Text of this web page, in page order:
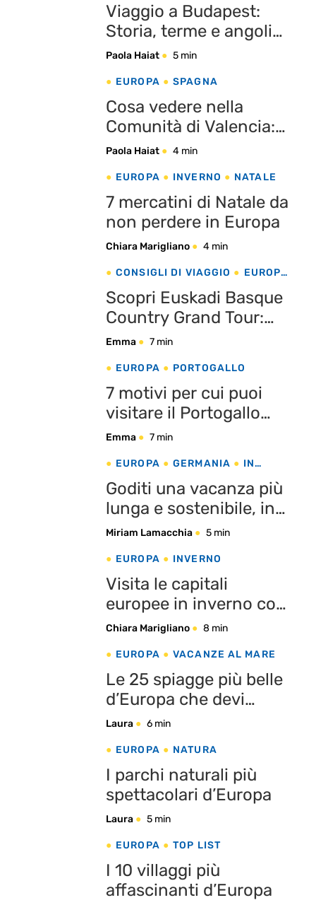
Viaggio a Budapest:
Storia, terme e angoli
indimenticabili
Paola Haiat 5 min
EUROPA SPAGNA
Cosa vedere nella
Comunità di Valencia:
una scoperta di infinita
e bellezza
Paola Haiat 4 min
EUROPA INVERNO NATALE
7 mercatini di Natale da
non perdere in Europa
Chiara Marigliano 4 min
CONSIGLI DI VIAGGIO
EUROPA
Scopri Euskadi Basque
Country Grand Tour:
un’avventura
attraverso i Paesi
Baschi
Emma 7 min
EUROPA PORTOGALLO
7 motivi per cui puoi
visitare il Portogallo
tutto l’anno
Emma 7 min
EUROPA GERMANIA
IN
Goditi una vacanza più
lunga e sostenibile, in
Germania
Miriam Lamacchia 5 min
EUROPA INVERNO
Visita le capitali
europee in inverno con
l’eDreams Prime Day
Chiara Marigliano 8 min
EUROPA VACANZE AL MARE
Le 25 spiagge più belle
d’Europa che devi
assolutamente vedere
Laura 6 min
EUROPA NATURA
I parchi naturali più
spettacolari d’Europa
Laura 5 min
EUROPA TOP LIST
I 10 villaggi più
affascinanti d’Europa